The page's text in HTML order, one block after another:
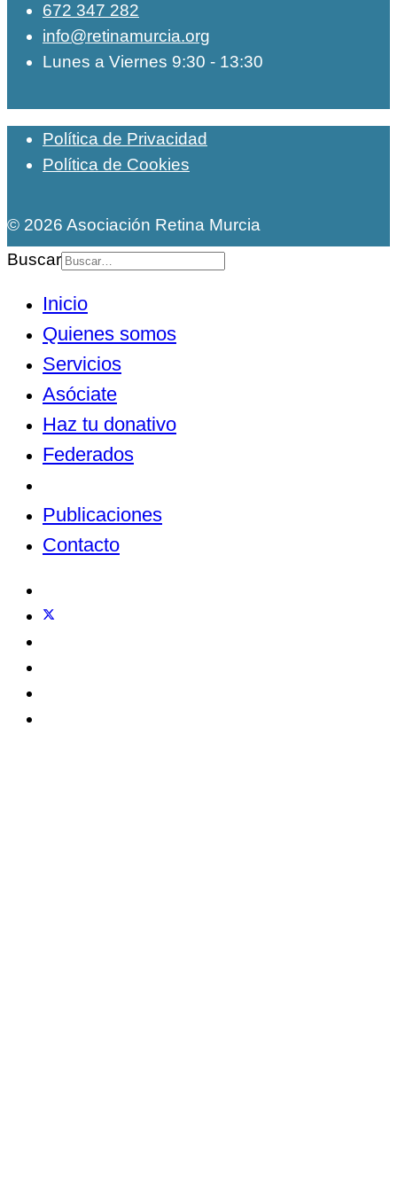
672 347 282
info@retinamurcia.org
Lunes a Viernes 9:30 - 13:30
Política de Privacidad
Política de Cookies
© 2026 Asociación Retina Murcia
Buscar
Inicio
Quienes somos
Servicios
Asóciate
Haz tu donativo
Federados
Publicaciones
Contacto